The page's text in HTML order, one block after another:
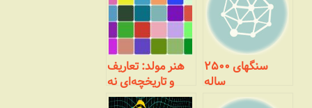
سنگهای ۲۵۰۰
ساله
هنر مولد: تعاریف
و تاریخچه‌ای نه
چندان مختصر